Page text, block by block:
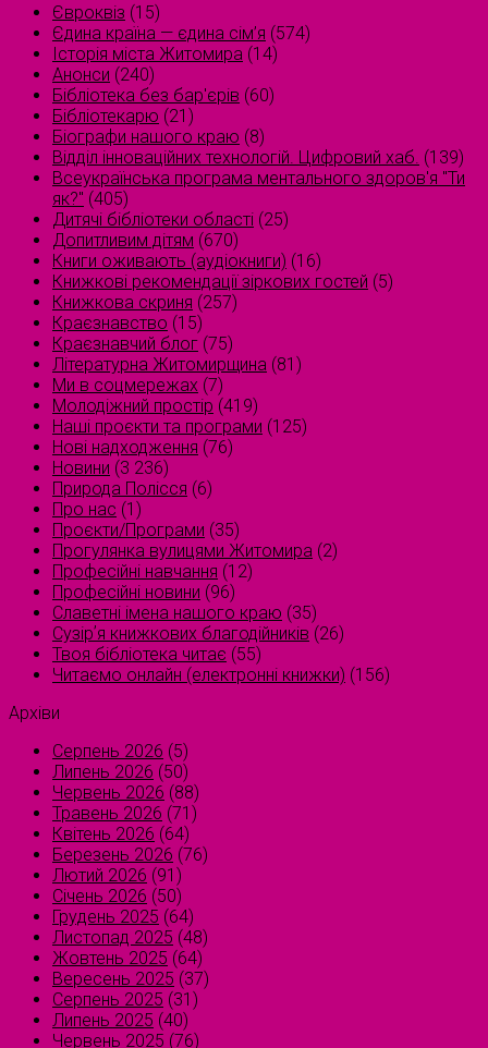
Євроквіз (15)
Єдина країна — єдина сім’я (574)
Історія міста Житомира (14)
Анонси (240)
Бібліотека без бар'єрів (60)
Бібліотекарю (21)
Біографи нашого краю (8)
Відділ інноваційних технологій. Цифровий хаб. (139)
Всеукраїнська програма ментального здоров'я "Ти
як?" (405)
Дитячі бібліотеки області (25)
Допитливим дітям (670)
Книги оживають (аудіокниги) (16)
Книжкові рекомендації зіркових гостей (5)
Книжкова скриня (257)
Краєзнавство (15)
Краєзнавчий блог (75)
Літературна Житомирщина (81)
Ми в соцмережах (7)
Молодіжний простір (419)
Наші проєкти та програми (125)
Нові надходження (76)
Новини (3 236)
Природа Полісся (6)
Про нас (1)
Проєкти/Програми (35)
Прогулянка вулицями Житомира (2)
Професійні навчання (12)
Професійні новини (96)
Славетні імена нашого краю (35)
Сузірʼя книжкових благодійників (26)
Твоя бібліотека читає (55)
Читаємо онлайн (електронні книжки) (156)
Архіви
Серпень 2026 (5)
Липень 2026 (50)
Червень 2026 (88)
Травень 2026 (71)
Квітень 2026 (64)
Березень 2026 (76)
Лютий 2026 (91)
Січень 2026 (50)
Грудень 2025 (64)
Листопад 2025 (48)
Жовтень 2025 (64)
Вересень 2025 (37)
Серпень 2025 (31)
Липень 2025 (40)
Червень 2025 (76)